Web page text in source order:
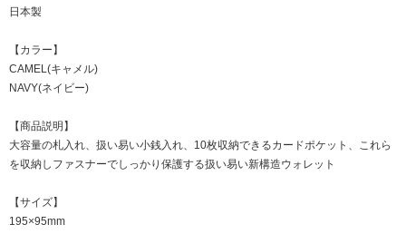
日本製
【カラー】
CAMEL(キャメル)
NAVY(ネイビー)
【商品説明】
大容量の札入れ、扱い易い小銭入れ、10枚収納できるカードポケット、これら
を収納しファスナーでしっかり保護する扱い易い新構造ウォレット
【サイズ】
195×95mm